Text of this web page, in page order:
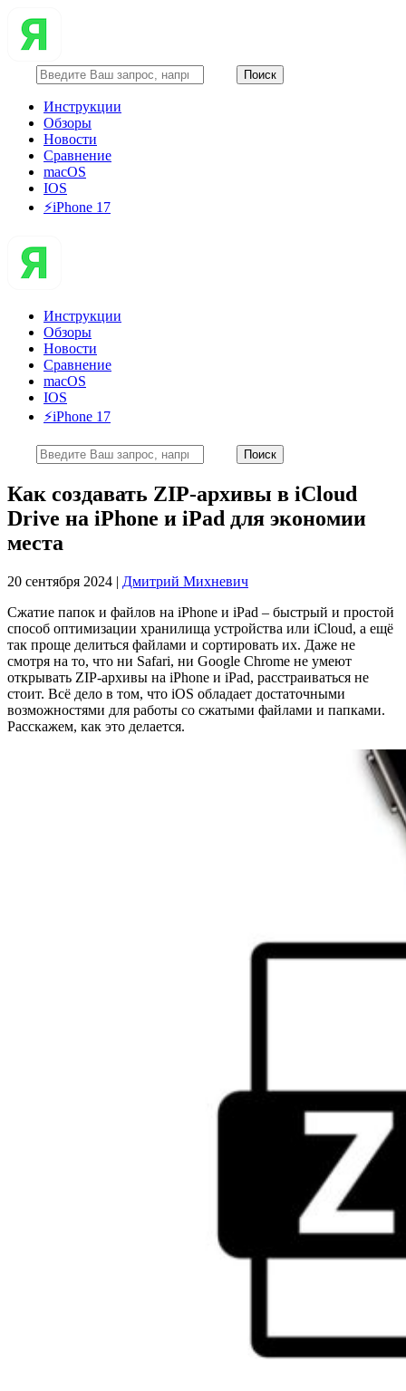
Инструкции
Обзоры
Новости
Сравнение
macOS
IOS
⚡️iPhone 17
Инструкции
Обзоры
Новости
Сравнение
macOS
IOS
⚡️iPhone 17
Как создавать ZIP-архивы в iCloud
Drive на iPhone и iPad для экономии
места
20 сентября 2024 | Дмитрий Михневич
Сжатие папок и файлов на iPhone и iPad – быстрый и простой
способ оптимизации хранилища устройства или iCloud, а ещё
так проще делиться файлами и сортировать их. Даже не
смотря на то, что ни Safari, ни Google Chrome не умеют
открывать ZIP-архивы на iPhone и iPad, расстраиваться не
стоит. Всё дело в том, что iOS обладает достаточными
возможностями для работы со сжатыми файлами и папками.
Расскажем, как это делается.